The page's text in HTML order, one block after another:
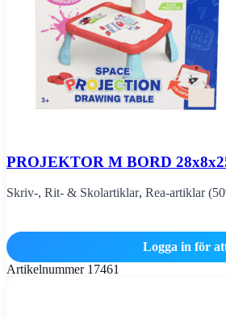
PROJEKTOR M BORD
Skriv-, Rit- & Skolartiklar, Rea-artiklar
Logga in för
Artikelnummer 17461